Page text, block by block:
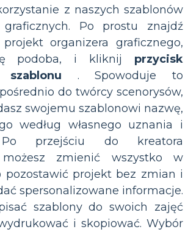
z naszych szablonów
graficznych. Po prostu znajdź
projekt organizera graficznego,
podoba, i kliknij przycisk
szablonu . Spowoduje to
do twórcy scenorysów,
swojemu szablonowi nazwę,
według własnego uznania i
Po przejściu do kreatora
możesz zmienić wszystko w
pozostawić projekt bez zmian i
spersonalizowane informacje.
szablony do swoich zajęć
i skopiować. Wybór